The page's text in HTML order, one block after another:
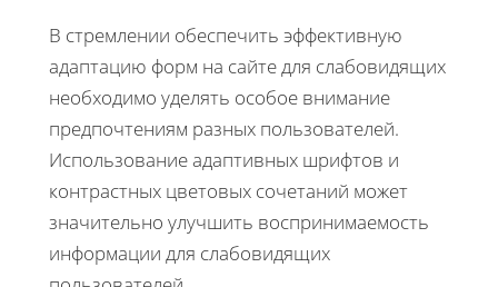
В стремлении обеспечить эффективную
адаптацию форм на сайте для слабовидящих
необходимо уделять особое внимание
предпочтениям разных пользователей.
Использование адаптивных шрифтов и
контрастных цветовых сочетаний может
значительно улучшить воспринимаемость
информации для слабовидящих